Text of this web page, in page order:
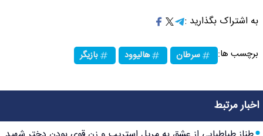
به اشتراک بگذارید :
برچسب ها: سرطان هالیوود بازیگر
اخبار مرتبط